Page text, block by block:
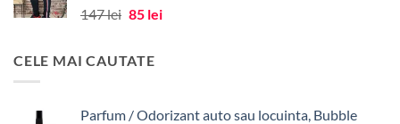
139 lei.
147lei Prețul
fost:
85 leiPrețul
CELE MAI CAUTATE
Parfum / Odorizant auto sau locuinta, Bubble